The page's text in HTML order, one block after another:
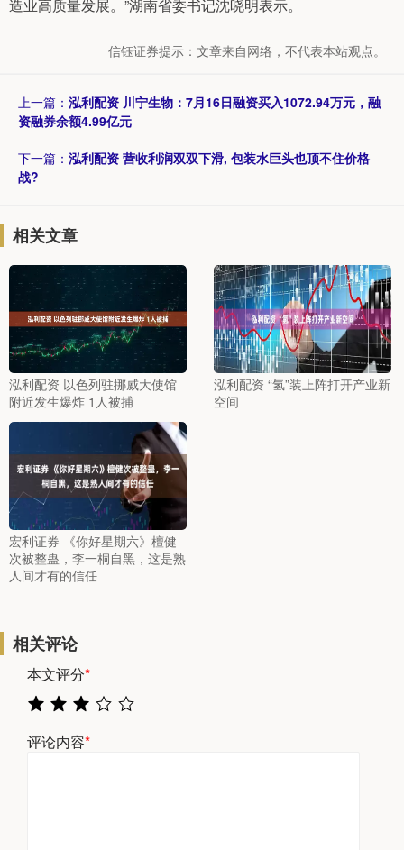
造业高质量发展。”湖南省委书记沈晓明表示。
信钰证券提示：文章来自网络，不代表本站观点。
上一篇： 泓利配资 川宁生物：7月16日融资买入1072.94万元，融
资融券余额4.99亿元
下一篇： 泓利配资 营收利润双双下滑, 包装水巨头也顶不住价格
战?
相关文章
泓利配资 以色列驻挪威大使馆
附近发生爆炸 1人被捕
泓利配资 “氢”装上阵打开产业新
空间
宏利证券 《你好星期六》檀健
次被整蛊，李一桐自黑，这是熟
人间才有的信任
相关评论
本文评分*
评论内容*